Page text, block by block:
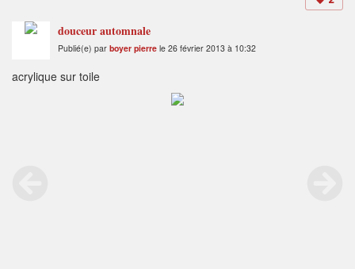
douceur automnale
Publié(e) par boyer pierre le 26 février 2013 à 10:32
acrylique sur toile